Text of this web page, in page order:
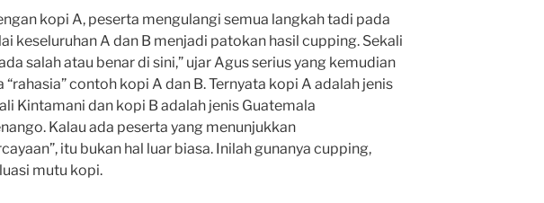
kopi A, peserta mengulangi semua langkah tadi pada
keseluruhan A dan B menjadi patokan hasil cupping. Sekali
salah atau benar di sini,” ujar Agus serius yang kemudian
“rahasia” contoh kopi A dan B. Ternyata kopi A adalah jenis
Kintamani dan kopi B adalah jenis Guatemala
Kalau ada peserta yang menunjukkan
itu bukan hal luar biasa. Inilah gunanya cupping,
mutu kopi.